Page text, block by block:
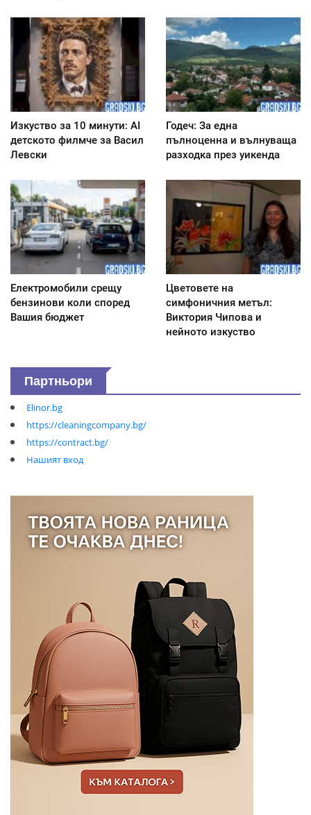
Изкуство за 10 минути: AI
детското филмче за Васил
Левски
Годеч: За една
пълноценна и вълнуваща
разходка през уикенда
Електромобили срещу
бензинови коли според
Вашия бюджет
Цветовете на
симфоничния метъл:
Виктория Чипова и
нейното изкуство
Партньори
Elinor.bg
https://cleaningcompany.bg/
https://contract.bg/
Нашият вход